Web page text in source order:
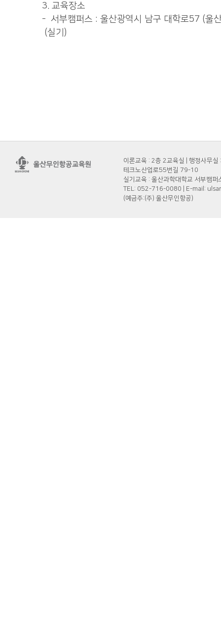
3. 교육장소
- 서부캠퍼스 : 울산광역시 남구 대학로57 (울
(실기)
이론교육 : 2층 2교육실 | 행정사무
테크노산업로55번길 79-10
실기교육 : 울산과학대학교 서부캠
TEL: 052-716-0080 | E-mail:
(예금주:(주) 울산무인항공)